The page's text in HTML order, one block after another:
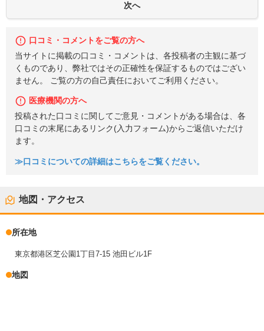
口コミ・コメントをご覧の方へ
当サイトに掲載の口コミ・コメントは、各投稿者の主観に基づ
くものであり、弊社ではその正確性を保証するものではござい
ません。 ご覧の方の自己責任においてご利用ください。
医療機関の方へ
投稿された口コミに関してご意見・コメントがある場合は、各
口コミの末尾にあるリンク(入力フォーム)からご返信いただけ
ます。
≫口コミについての詳細はこちらをご覧ください。
地図・アクセス
所在地
東京都港区芝公園1丁目7-15 池田ビル1F
地図